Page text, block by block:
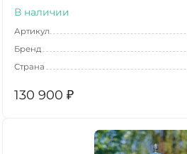
В наличии
Артикул
Бренд
Страна
130 900 ₽